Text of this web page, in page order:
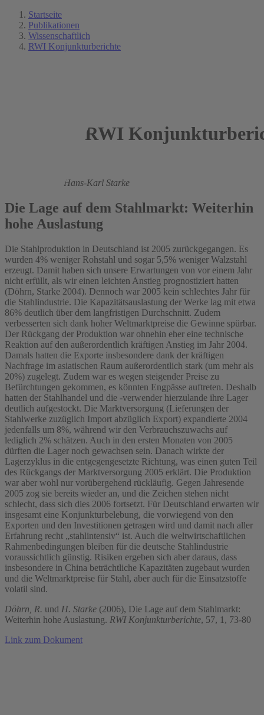
Startseite
Publikationen
Wissenschaftlich
RWI Konjunkturberichte
RWI
Hans-Karl Starke
Die Lage auf dem Stahlmarkt: Weiterhin
hohe Auslastung
Die Stahlproduktion in Deutschland ist 2005 zurückgegangen. Es
wurden 4% weniger Rohstahl und sogar 5,5% weniger Walzstahl
erzeugt. Damit haben sich unsere Erwartungen von vor einem Jahr
nicht erfüllt, als wir einen leichten Anstieg prognostiziert hatten
(Döhrn, Starke 2004). Dennoch war 2005 kein schlechtes Jahr für
die Stahlindustrie. Die Kapazitätsauslastung der Werke lag mit etwa
86% deutlich über dem langfristigen Durchschnitt. Zudem
verbesserten sich dank hoher Weltmarktpreise die Gewinne spürbar.
Der Rückgang der Produktion war ohnehin eher eine technische
Reaktion auf den außerordentlich kräftigen Anstieg im Jahr 2004.
Damals hatten die Exporte insbesondere dank der kräftigen
Nachfrage im asiatischen Raum außerordentlich stark (um mehr als
20%) zugelegt. Zudem war es wegen steigender Preise zu
Befürchtungen gekommen, es könnten Engpässe auftreten. Deshalb
hatten der Stahlhandel und die -verwender hierzulande ihre Lager
deutlich aufgestockt. Die Marktversorgung (Lieferungen der
Stahlwerke zuzüglich Import abzüglich Export) expandierte 2004
jedenfalls um 8%, während wir den Verbrauchszuwachs auf
lediglich 2% schätzen. Auch in den ersten Monaten von 2005
dürften die Lager noch gewachsen sein. Danach wirkte der
Lagerzyklus in die entgegengesetzte Richtung, was einen guten Teil
des Rückgangs der Marktversorgung 2005 erklärt. Die Produktion
war aber wohl nur vorübergehend rückläufig. Gegen Jahresende
2005 zog sie bereits wieder an, und die Zeichen stehen nicht
schlecht, dass sich dies 2006 fortsetzt. Für Deutschland erwarten wir
insgesamt eine Konjunkturbelebung, die vorwiegend von den
Exporten und den Investitionen getragen wird und damit nach aller
Erfahrung recht „stahlintensiv“ ist. Auch die weltwirtschaftlichen
Rahmenbedingungen bleiben für die deutsche Stahlindustrie
voraussichtlich günstig. Risiken ergeben sich aber daraus, dass
insbesondere in China beträchtliche Kapazitäten zugebaut wurden
und die Weltmarktpreise für Stahl, aber auch für die Einsatzstoffe
volatil sind.
Döhrn, R. und H. Starke (2006), Die Lage auf dem Stahlmarkt:
Weiterhin hohe Auslastung. RWI Konjunkturberichte, 57, 1, 73-80
Link zum Dokument